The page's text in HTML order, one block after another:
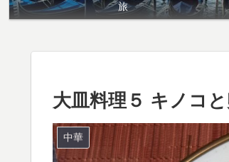
旅
大皿料理５ キノコ
中華